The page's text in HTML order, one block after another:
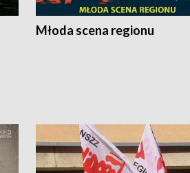
Młoda scena regionu